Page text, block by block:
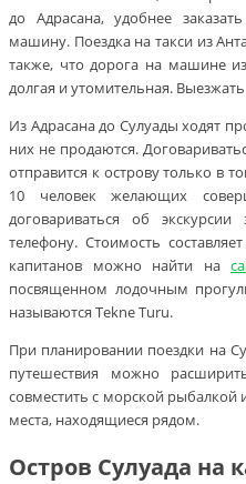
до Адрасана, удобнее
машину. Поездка на такси из
также, что дорога на машине
долгая и утомительная.
Из Адрасана до Сулуады ходят
них не продаются.
отправится к острову только в
10 человек желающих
договариваться об
телефону. Стоимость
капитанов можно найти на
посвященном лодочным
называются Tekne Turu.
При планировании поездки на
путешествия можно
совместить с морской рыбалкой
места, находящиеся рядом.
Остров Сулуада на